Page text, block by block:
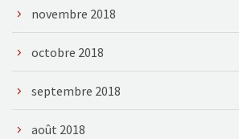
novembre 2018
octobre 2018
septembre 2018
août 2018